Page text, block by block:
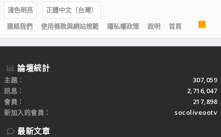
淺色明亮
正體中文（台灣）
連絡我們
使用條款與網站規範 隱私權政策 說明 首頁
S
論壇統計
主題
307,059
訊息
2,716,047
會員
217,898
新加入的會員
socoliveootv
最新文章